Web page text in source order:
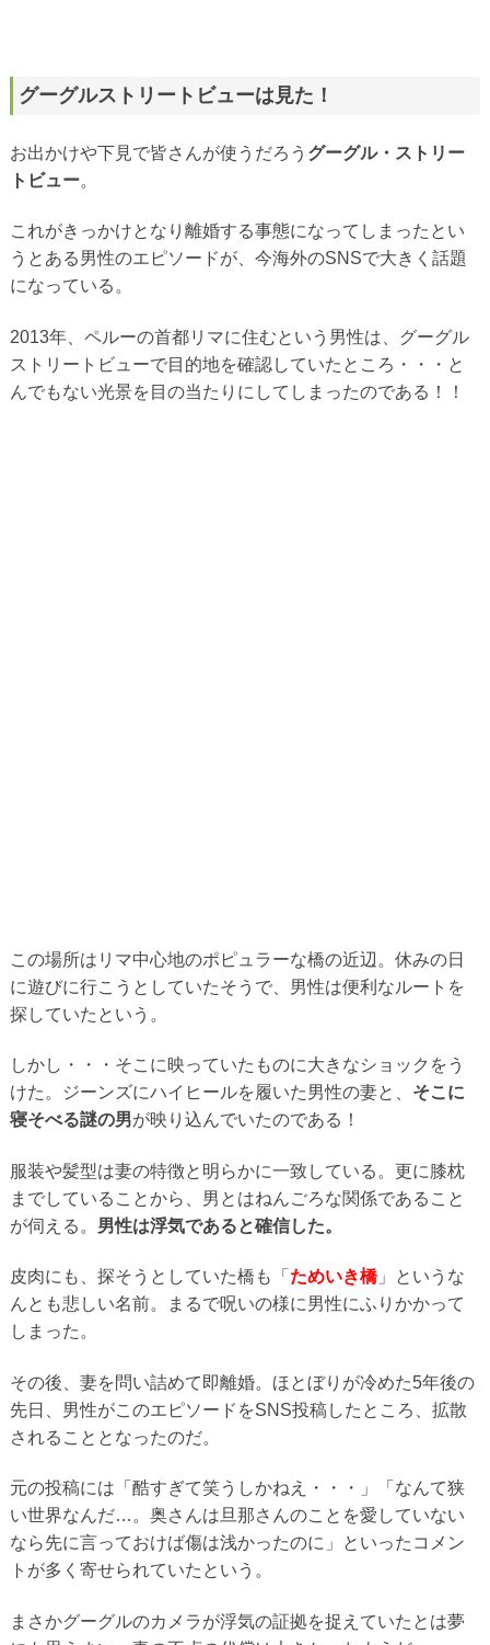
グーグルストリートビューは見た！
お出かけや下見で皆さんが使うだろう グーグル・ストリー
トビュー。
これがきっかけとなり離婚する事態になってしまったとい
うとある男性のエピソードが、今海外のSNSで大きく話題
になっている。
2013年、ペルーの首都リマに住むという男性は、グーグル
ストリートビューで目的地を確認していたところ・・・と
んでもない光景を目の当たりにしてしまったのである！！
この場所はリマ中心地のポピュラーな橋の近辺。休みの日
に遊びに行こうとしていたそうで、男性は便利なルートを
探していたという。
しかし・・・そこに映っていたものに大きなショックをう
けた。ジーンズにハイヒールを履いた男性の妻と、 そこに
寝そべる謎の男が映り込んでいたのである！
服装や髪型は妻の特徴と明らかに一致している。更に膝枕
までしていることから、男とはねんごろな関係であること
が伺える。 男性は浮気であると確信した。
皮肉にも、探そうとしていた橋も「 ためいき橋」というな
んとも悲しい名前。まるで呪いの様に男性にふりかかって
しまった。
その後、妻を問い詰めて即離婚。ほとぼりが冷めた5年後の
先日、男性がこのエピソードをSNS投稿したところ、拡散
されることとなったのだ。
元の投稿には「酷すぎて笑うしかねえ・・・」「なんて狭
い世界なんだ…。奥さんは旦那さんのことを愛していない
なら先に言っておけば傷は浅かったのに」といったコメン
トが多く寄せられていたという。
まさかグーグルのカメラが浮気の証拠を捉えていたとは夢